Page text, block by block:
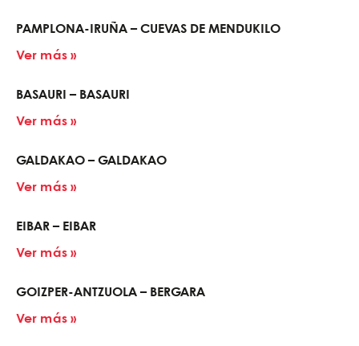
PAMPLONA-IRUÑA – CUEVAS DE MENDUKILO
Ver más »
BASAURI – BASAURI
Ver más »
GALDAKAO – GALDAKAO
Ver más »
EIBAR – EIBAR
Ver más »
GOIZPER-ANTZUOLA – BERGARA
Ver más »